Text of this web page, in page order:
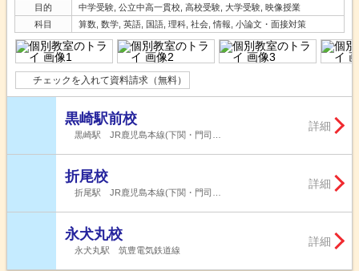
目的
中学受験, 公立中高一貫校, 高校受験, 大学受験, 映像授業
科目
算数, 数学, 英語, 国語, 理科, 社会, 情報, 小論文・面接対策
チェックを入れて資料請求（無料）
黒崎駅前校
黒崎駅 JR鹿児島本線(下関・門司…
詳細
折尾校
折尾駅 JR鹿児島本線(下関・門司…
詳細
永犬丸校
永犬丸駅 筑豊電気鉄道線
詳細